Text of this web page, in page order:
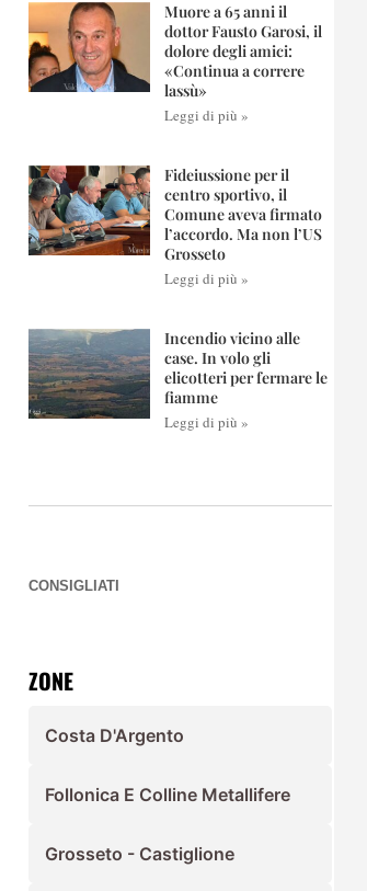
Muore a 65 anni il
dottor Fausto Garosi, il
dolore degli amici:
«Continua a correre
lassù»
Leggi di più »
Fideiussione per il
centro sportivo, il
Comune aveva firmato
l’accordo. Ma non l’US
Grosseto
Leggi di più »
Incendio vicino alle
case. In volo gli
elicotteri per fermare le
fiamme
Leggi di più »
CONSIGLIATI
ZONE
Costa D'Argento
Follonica E Colline Metallifere
Grosseto - Castiglione